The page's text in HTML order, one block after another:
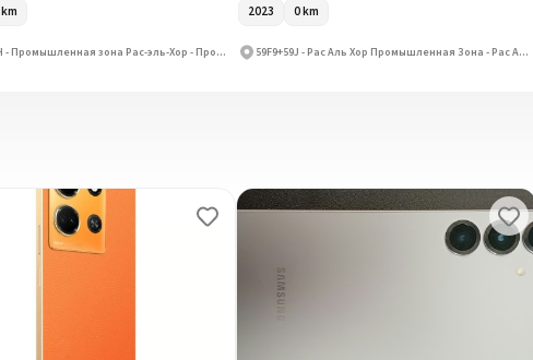
km
59CG+73H - Промышленная зона Рас-эль-Хор - Промышленная зона Рас-эль-Хор 3 - Дубай - Объединённые Арабские Эмираты
2023 0km
59F9+59J - Рас Аль Хор Промышленная Зона - Рас Аль Хор Промышленная Зона 3 - Дубай - Объединенные Арабские Эмираты